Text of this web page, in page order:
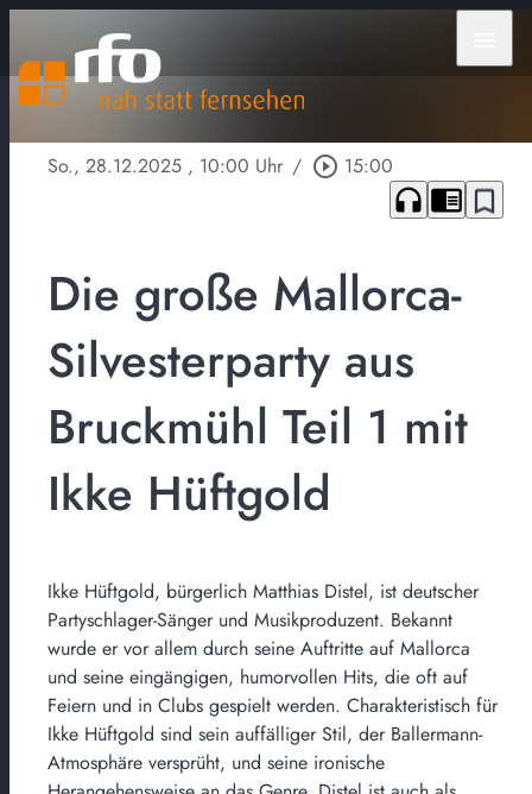
So., 28.12.2025 , 10:00 Uhr / play_circle_outline 15:00
headphones chrome_reader_mode bookmark_border
Die große Mallorca-
Silvesterparty aus
Bruckmühl Teil 1 mit
Ikke Hüftgold
Ikke Hüftgold, bürgerlich Matthias Distel, ist deutscher
Partyschlager-Sänger und Musikproduzent. Bekannt
wurde er vor allem durch seine Auftritte auf Mallorca
und seine eingängigen, humorvollen Hits, die oft auf
Feiern und in Clubs gespielt werden. Charakteristisch für
Ikke Hüftgold sind sein auffälliger Stil, der Ballermann-
Atmosphäre versprüht, und seine ironische